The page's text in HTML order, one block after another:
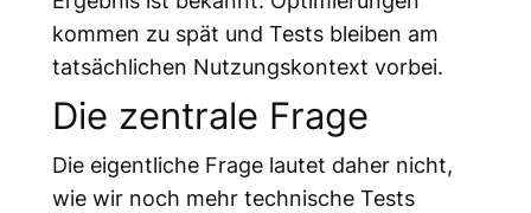
kommen zu spät und Tests bleiben am
tatsächlichen Nutzungskontext vorbei.
Die zentrale Frage
Die eigentliche Frage lautet daher nicht,
wie wir noch mehr technische Tests